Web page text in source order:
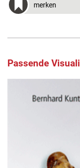
merken
Passende